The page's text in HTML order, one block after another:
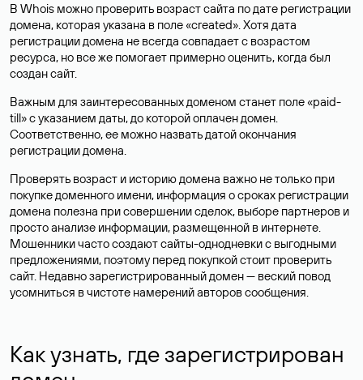
В Whois можно проверить возраст сайта по дате регистрации
домена, которая указана в поле «created». Хотя дата
регистрации домена не всегда совпадает с возрастом
ресурса, но все же помогает примерно оценить, когда был
создан сайт.
Важным для заинтересованных доменом станет поле «paid-
till» с указанием даты, до которой оплачен домен.
Соответственно, ее можно назвать датой окончания
регистрации домена.
Проверять возраст и историю домена важно не только при
покупке доменного имени, информация о сроках регистрации
домена полезна при совершении сделок, выборе партнеров и
просто анализе информации, размещенной в интернете.
Мошенники часто создают сайты-однодневки с выгодными
предложениями, поэтому перед покупкой стоит проверить
сайт. Недавно зарегистрированный домен — веский повод
усомниться в чистоте намерений авторов сообщения.
Как узнать, где зарегистрирован